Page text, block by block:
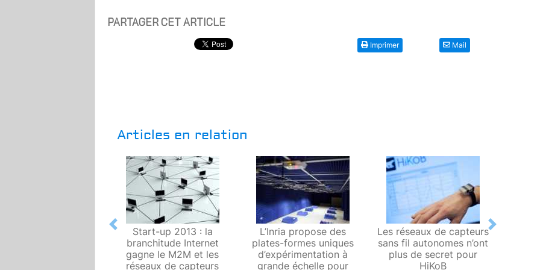
PARTAGER CET ARTICLE
Imprimer Mail
Articles en relation
Start-up 2013 : la
branchitude Internet
gagne le M2M et les
réseaux de capteurs
L’Inria propose des
plates-formes uniques
d’expérimentation à
grande échelle pour
Les réseaux de capteurs
sans fil autonomes n’ont
plus de secret pour
HiKoB
Previous Next